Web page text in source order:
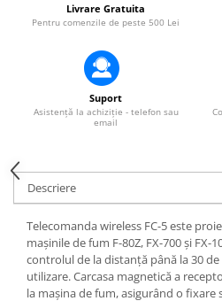
Livrare Gratuita
Pentru comenzile de peste 500 Lei
Suport
Asistență la achiziție - telefon sau
email
Descriere
Telecomanda wireless FC-5 este
mașinile de fum F-80Z, FX-700 și FX-
controlul de la distanță până la 30
utilizare. Carcasa magnetică a
la mașina de fum, asigurând o fixare